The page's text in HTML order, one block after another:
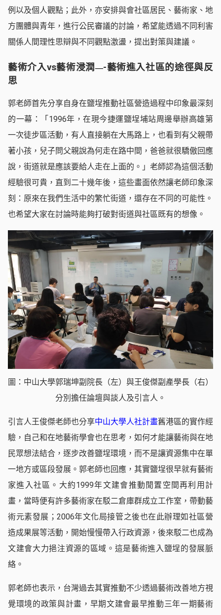
例以及個人觀點；此外，亦安排與會社區居民、藝術家、地
方團體與青年，進行公民審議的討論，希望能透過不同利害
關係人間理性思辯與不同觀點激盪，提出對策與建議。
藝術介入vs藝術浸潤—-藝術進入社區的途徑與反
思
郭老師首先分享自身在鹽埕推動社區營造過程中印象最深刻
的一幕：「1996年，在現今捷運鹽埕埔站周邊舉辦高雄第
一次徒步區活動，有人直接躺在大馬路上，也看到有父親帶
著小孩，兒子問父親說為何走在路中間，爸爸就很驕傲回應
說，街道就是應該要給人走在上面的。」老師認為這個活動
經驗很可貴，直到二十幾年後，這些畫面依然讓老師印象深
刻：原來在我們生活中的繁忙街道，還存在不同的可能性。
也希望大家在討論時能夠打破對街道與社區既有的想像。
圖：中山大學郭瑞坤副院長（左）與王俊傑副產學長（右）
分別擔任論壇與談人及引言人。
引言人王俊傑老師也分享中山大學人社計畫舊港區的實作經
驗，自己和在地藝術學會也在思考，如何才能讓藝術與在地
民眾想法結合，逐步改善鹽埕環境，而不是讓資源集中在單
一地方或區段發展。郭老師也回應，其實鹽埕很早就有藝術
家進入社區。大約1999年文建會推動閒置空間再利用計
畫，當時便有許多藝術家在駁二倉庫群成立工作室，帶動藝
術元素發展；2006年文化局接管之後也在此辦理如社區營
造成果展等活動，開始慢慢帶入行政資源，後來駁二也成為
文建會大力挹注資源的區域。這是藝術進入鹽埕的發展脈
絡。
郭老師也表示，台灣過去其實推動不少透過藝術改善地方視
覺環境的政策與計畫，早期文建會最早推動三年一期藝術